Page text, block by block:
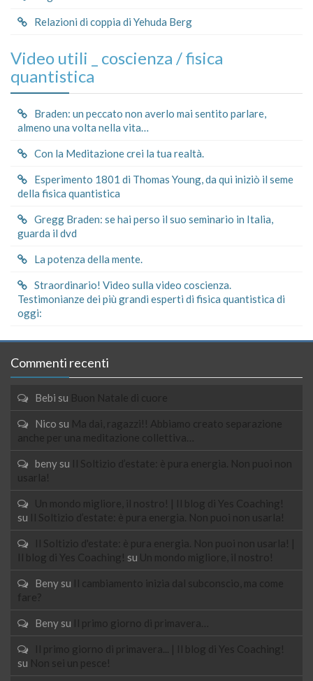
Relazioni di coppia di Yehuda Berg
Video utili _ coscienza / fisica
quantistica
Braden: un peccato non averlo mai sentito parlare,
almeno una volta nella vita…
Con la Meditazione crei la tua realtà.
Esperimento 1801 di Thomas Young, da qui iniziò il seme
della fisica quantistica
Gregg Braden: se hai perso il suo seminario in Italia,
guarda il dvd
La potenza della mente.
Straordinario! Video sulla video coscienza.
Testimonianze dei più grandi esperti di fisica quantistica di
oggi:
Commenti recenti
Bebi su Buon Natale di cuore
Nico su
Ma dai, ragazzi!! Abbiamo creato separazione
anche per una meditazione collettiva…
beny su
Il Soltizio d’estate: è pura energia. Non puoi non
usarla!
Un mondo migliore, il nostro! | Il blog di Yes Coaching!
su
Il Soltizio d’estate: è pura energia. Non puoi non usarla!
Il Soltizio d'estate: è pura energia. Non puoi non usarla! |
Il blog di Yes Coaching! su Un mondo migliore, il nostro!
Beny su
Il cambiamento inizia dal subconscio, ma come
fare?
Beny su Il primo giorno di primavera…
Il primo giorno di primavera... | Il blog di Yes Coaching!
su
Non sei un pesce!